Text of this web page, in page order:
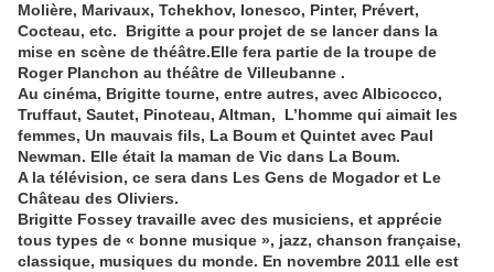
Molière, Marivaux, Tchekhov, Ionesco, Pinter, Prévert,
Cocteau, etc. Brigitte a pour projet de se lancer dans la
mise en scène de théâtre.Elle fera partie de la troupe de
Roger Planchon au théâtre de Villeubanne .
Au cinéma, Brigitte tourne, entre autres, avec Albicocco,
Truffaut, Sautet, Pinoteau, Altman, L’homme qui aimait les
femmes, Un mauvais fils, La Boum et Quintet avec Paul
Newman. Elle était la maman de Vic dans La Boum.
A la télévision, ce sera dans Les Gens de Mogador et Le
Château des Oliviers.
Brigitte Fossey travaille avec des musiciens, et apprécie
tous types de « bonne musique », jazz, chanson française,
classique, musiques du monde. En novembre 2011 elle est